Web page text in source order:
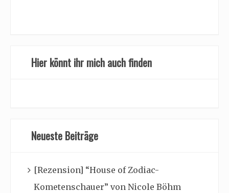
Hier könnt ihr mich auch finden
Neueste Beiträge
[Rezension] “House of Zodiac-
Kometenschauer” von Nicole Böhm